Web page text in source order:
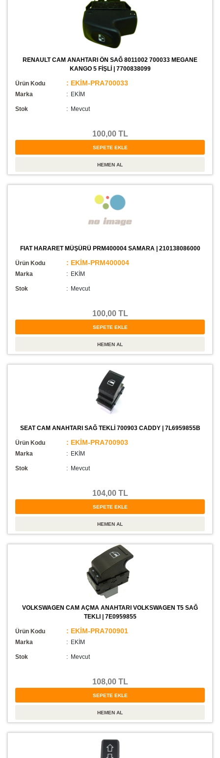
RENAULT CAM ANAHTARI ÖN SAĞ 8011002 700033 MEGANE
KANGO 5 FİŞLİ | 7700838099
Ürün Kodu : EKİM-PRA700033
Marka : EKİM
Stok : Mevcut
100,00 TL
FIAT HARARET MÜŞÜRÜ PRM400004 SAMARA | 210138086000
Ürün Kodu : EKİM-PRM400004
Marka : EKİM
Stok : Mevcut
100,00 TL
SEAT CAM ANAHTARI SAĞ TEKLİ 700903 CADDY | 7L6959855B
Ürün Kodu : EKİM-PRA700903
Marka : EKİM
Stok : Mevcut
104,00 TL
VOLKSWAGEN CAM AÇMA ANAHTARI VOLKSWAGEN T5 SAĞ
TEKLI | 7E0959855
Ürün Kodu : EKİM-PRA700901
Marka : EKİM
Stok : Mevcut
108,00 TL